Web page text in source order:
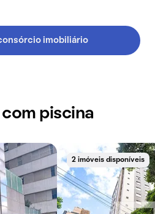
imobiliário
piscina
2 imóveis disponíveis